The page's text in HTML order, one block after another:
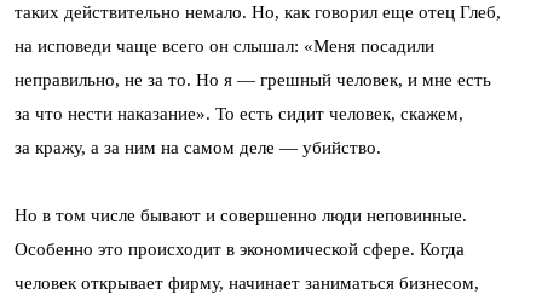
таких действительно немало. Но, как говорил еще отец Глеб,
на исповеди чаще всего он слышал: «Меня посадили
неправильно, не за то. Но я — грешный человек, и мне есть
за что нести наказание». То есть сидит человек, скажем,
за кражу, а за ним на самом деле — убийство.
Но в том числе бывают и совершенно люди неповинные.
Особенно это происходит в экономической сфере. Когда
человек открывает фирму, начинает заниматься бизнесом,